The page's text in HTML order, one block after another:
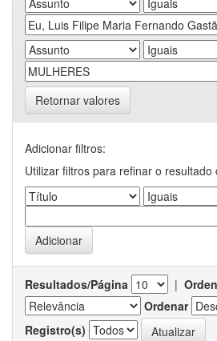
Retornar valores
Adicionar filtros:
Utilizar filtros para refinar o resultado
Resultados/Página |
Ordenar
Registro(s)